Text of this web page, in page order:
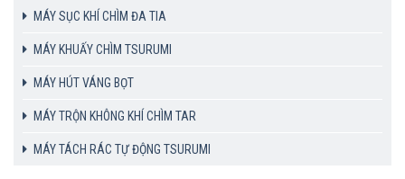
MÁY SỤC KHÍ CHÌM ĐA TIA
MÁY KHUẤY CHÌM TSURUMI
MÁY HÚT VÁNG BỌT
MÁY TRỘN KHÔNG KHÍ CHÌM TAR
MÁY TÁCH RÁC TỰ ĐỘNG TSURUMI